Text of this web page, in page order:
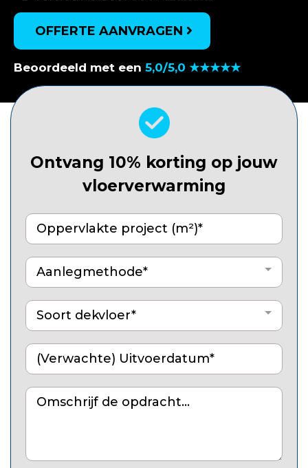
OFFERTE AANVRAGEN
Beoordeeld met een 5,0/5,0 ★★★★★
Ontvang 10% korting op jouw
vloerverwarming
Aanlegmethode*
Soort dekvloer*